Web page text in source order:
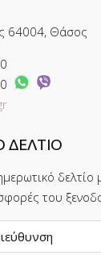
64004, Θάσος
ΔΕΛΤΙΟ
δελτίο
του